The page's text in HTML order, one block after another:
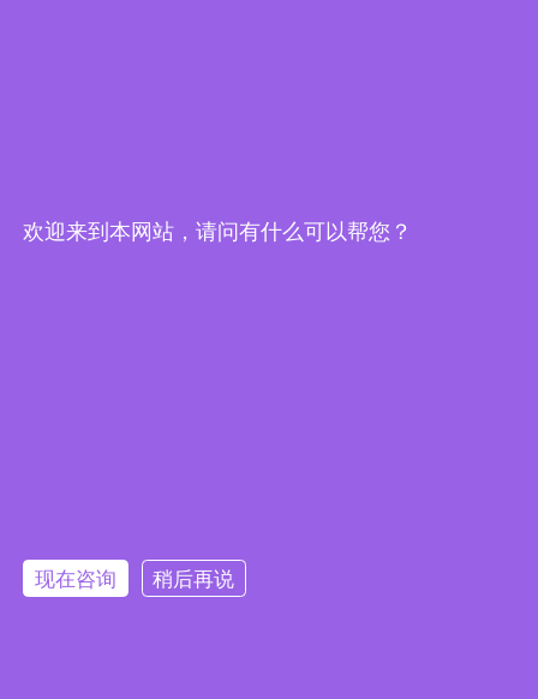
欢迎来到本网站，请问有什么可以帮您？
现在咨询 稍后再说